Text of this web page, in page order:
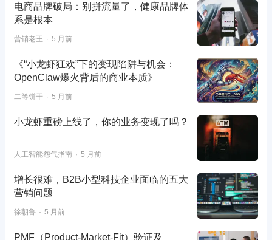
电商品牌破局：别拼流量了，健康品牌体
系是根本
营销老王 5 月前
《“小龙虾狂欢”下的变现陷阱与机会：
OpenClaw爆火背后的商业本质》
二等饼干 5 月前
小龙虾重磅上线了，你的业务变现了吗？
人工智能怨气指南 5 月前
增长很难，B2B小型科技企业面临的五大
营销问题
徐朝鲁 5 月前
PMF（Product-Market-Fit）验证及